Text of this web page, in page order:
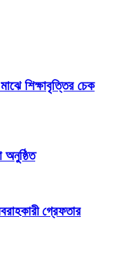
শিক্ষাবৃত্তির চেক
অনুষ্ঠিত
গ্রেফতার